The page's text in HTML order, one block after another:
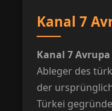
Kanal 7
Kanal 7 Avrupa
Ableger des
der
Türkei